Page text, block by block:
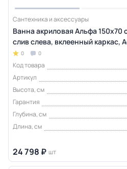
Сантехника и аксессуары
Ванна акриловая Альфа
слив слева, вклеенный каркас,
0 0
Код товара
Артикул
Высота, см
Гарантия
Глубина, см
Длина, см
24 798 ₽ шт